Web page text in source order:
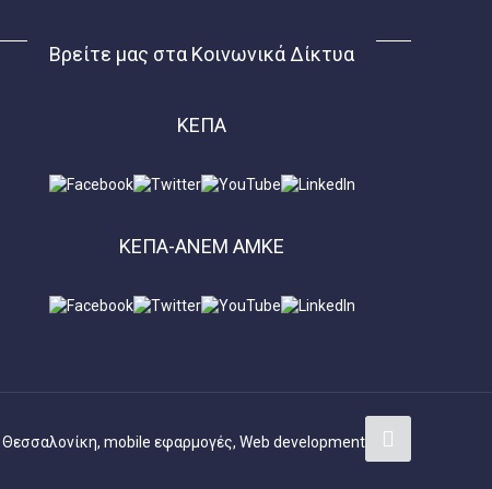
Βρείτε μας στα Κοινωνικά Δίκτυα
ΚΕΠΑ
ΚΕΠΑ-ΑΝΕΜ ΑΜΚΕ